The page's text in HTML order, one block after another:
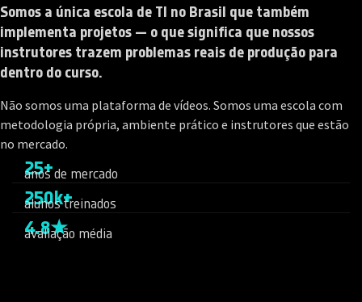
Somos a única escola de TI no Brasil que também
implementa projetos — o que significa que nossos
instrutores trazem problemas reais de produção para
dentro do curso.
Não somos uma plataforma de vídeos. Somos uma escola com
metodologia própria, ambiente prático e instrutores que estão
no mercado.
25+
anos de mercado
250k+
alunos treinados
4.8★
avaliação média